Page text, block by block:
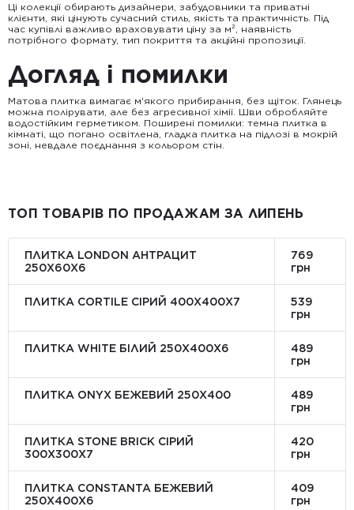
Ці колекції обирають дизайнери, забудовники та приватні
клієнти, які цінують сучасний стиль, якість та практичність. Під
час купівлі важливо враховувати ціну за м², наявність
потрібного формату, тип покриття та акційні пропозиції.
Догляд і помилки
Матова плитка вимагає м'якого прибирання, без щіток. Глянець
можна полірувати, але без агресивної хімії. Шви обробляйте
водостійким герметиком. Поширені помилки: темна плитка в
кімнаті, що погано освітлена, гладка плитка на підлозі в мокрій
зоні, невдале поєднання з кольором стін.
ТОП ТОВАРІВ ПО ПРОДАЖАМ ЗА ЛИПЕНЬ
ПЛИТКА LONDON АНТРАЦИТ
250Х60Х6
769
грн
ПЛИТКА CORTILE СІРИЙ 400X400X7
539
грн
ПЛИТКА WHITE БІЛИЙ 250Х400Х6
489
грн
ПЛИТКА ONYX БЕЖЕВИЙ 250X400
489
грн
ПЛИТКА STONE BRICK СІРИЙ
300Х300X7
420
грн
ПЛИТКА CONSTANTA БЕЖЕВИЙ
250Х400X6
409
грн